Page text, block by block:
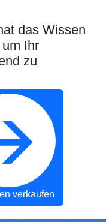
das Wissen
Ihr
zu
verkaufen